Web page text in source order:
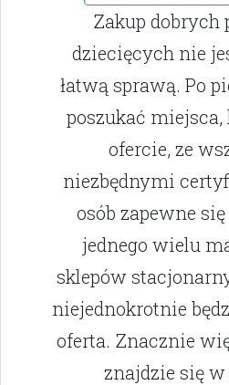
Zakup dobrych
dziecięcych nie
łatwą sprawą. Po
poszukać
ofercie, ze
niezbędnymi
osób zapewne
jednego wielu
sklepów
niejednokrotnie
oferta. Znacznie
znajdzie się w